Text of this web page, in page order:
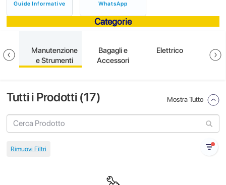
Guide Informative WhatsApp
Categorie
Manutenzione
e Strumenti
Bagagli e
Accessori
Elettrico
Tutti i Prodotti (17) Mostra Tutto